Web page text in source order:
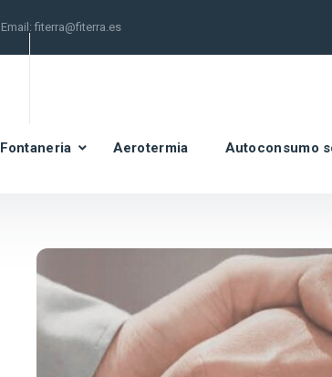
Email: fiterra@fiterra.es
Fontaneria Aerotermia Autoconsumo